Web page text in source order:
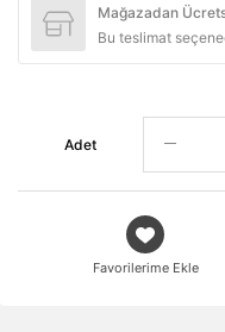
Mağazadan
Bu teslimat
Adet
Favorilerime Ekle